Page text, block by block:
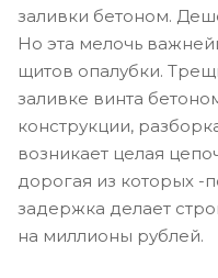
заливки бетоном.
Но эта мелочь
щитов опалубки.
заливке винта
конструкции,
возникает целая
дорогая из которых
задержка делает
на миллионы рублей.